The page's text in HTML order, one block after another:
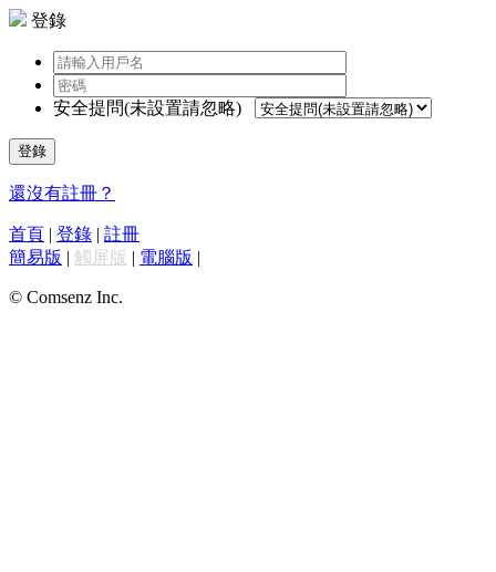
登錄
安全提問(未設置請忽略)
登錄
還沒有註冊？
首頁 | 登錄 | 註冊
簡易版 | 觸屏版 | 電腦版 |
© Comsenz Inc.